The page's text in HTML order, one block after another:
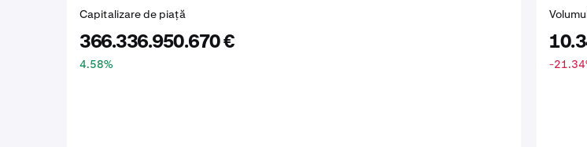
Capitalizare de piață
366.336.950.670 €
4.58% -21.34